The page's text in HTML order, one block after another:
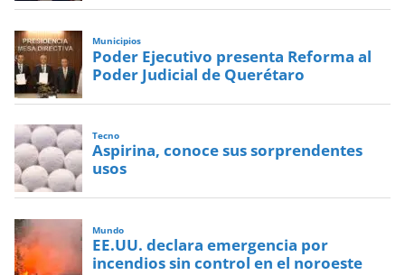
Municipios
Poder Ejecutivo presenta Reforma al
Poder Judicial de Querétaro
Tecno
Aspirina, conoce sus sorprendentes
usos
Mundo
EE.UU. declara emergencia por
incendios sin control en el noroeste